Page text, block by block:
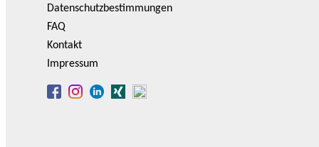
Datenschutzbestimmungen
FAQ
Kontakt
Impressum